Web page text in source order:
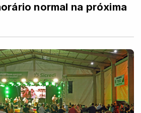
normal na próxima